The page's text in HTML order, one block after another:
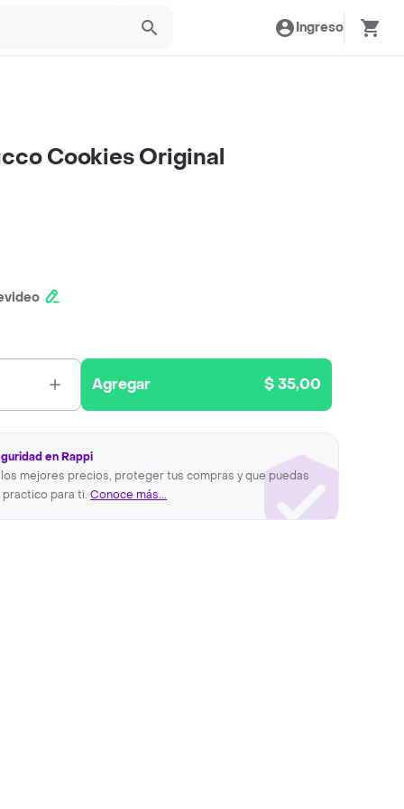
Ingreso
Cookies Original
Agregar $ 35,00
en Rappi
mejores precios, proteger tus compras y que puedas
para ti. Conoce más...